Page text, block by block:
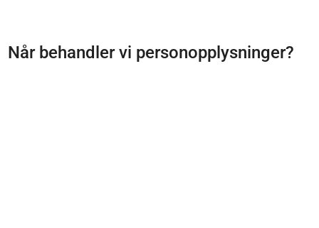
Når behandler vi personopplysninger?